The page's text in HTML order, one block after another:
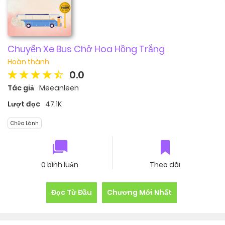
Chuyến Xe Bus Chở Hoa Hồng Trắng
Hoàn thành
0.0
Tác giả Meeanleen
Lượt đọc 47.1K
Chữa Lành
0 bình luận Theo dõi
Đọc Từ Đầu Chương Mới Nhất